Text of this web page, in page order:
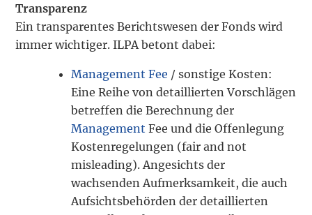
Transparenz
Ein transparentes Berichtswesen der Fonds wird
immer wichtiger. ILPA betont dabei:
Management Fee / sonstige Kosten:
Eine Reihe von detaillierten Vorschlägen
betreffen die Berechnung der
Management Fee und die Offenlegung
Kostenregelungen (fair and not
misleading). Angesichts der
wachsenden Aufmerksamkeit, die auch
Aufsichtsbehörden der detaillierten